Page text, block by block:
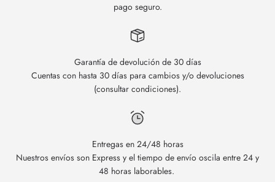
pago seguro.
Garantía de devolución de 30 días
Cuentas con hasta 30 días para cambios y/o devoluciones
(consultar condiciones).
Entregas en 24/48 horas
Nuestros envíos son Express y el tiempo de envío oscila entre 24 y
48 horas laborables.